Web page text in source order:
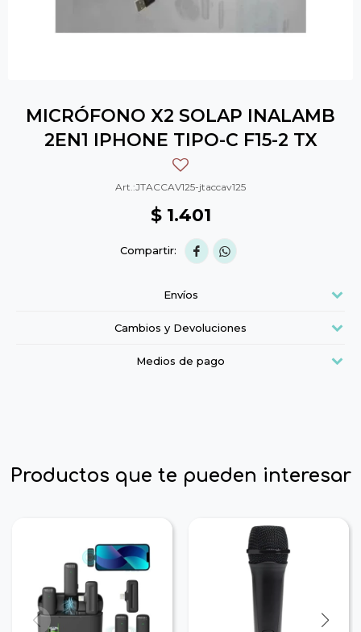
MICRÓFONO X2 SOLAP INALAMB
2EN1 IPHONE TIPO-C F15-2 TX
JTACCAV125-jtaccav125
$ 1.401
 
Envíos
Cambios y Devoluciones
Medios de pago
Productos que te pueden interesar